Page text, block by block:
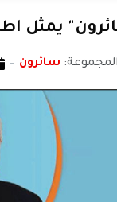
يمثل
المجموعة: سائرون